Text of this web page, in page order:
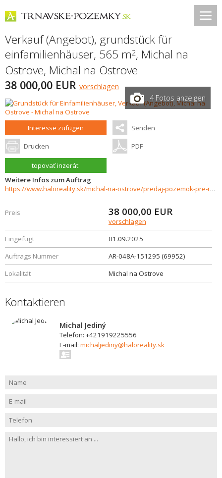
Verkauf (Angebot), grundstück für
einfamilienhäuser, 565 m2, Michal na
Ostrove, Michal na Ostrove
38 000,00 EUR vorschlagen
4 Fotos anzeigen
Interesse zufügen Senden
Drucken PDF
topovať inzerát
Weitere Infos zum Auftrag
https://www.haloreality.sk/michal-na-ostrove/predaj-pozemok-pre-rodinny-dom-565-m2-michal-na-ostrove---znizena-cena/69952
Preis 38 000,00 EUR
vorschlagen
Eingefügt
01.09.2025
Auftrags Nummer
AR-048A-151295 (69952)
Lokalität
Michal na Ostrove
Kontaktieren
Michal Jediný
Telefon: +421919225556
E-mail: michaljediny@haloreality.sk